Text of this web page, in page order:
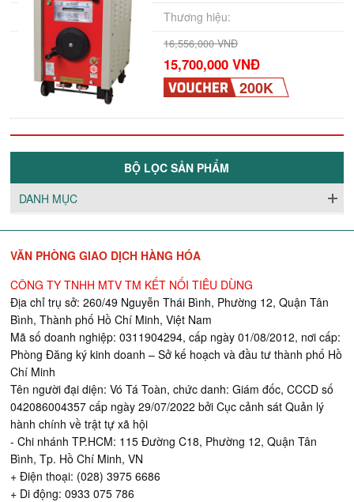
Thương hiệu:
16,556,000 VNĐ
15,700,000 VNĐ
200K
BỘ LỌC SẢN PHẨM
DANH MỤC
VĂN PHÒNG GIAO DỊCH HÀNG HÓA
CÔNG TY TNHH MTV TM KẾT NỐI TIÊU DÙNG
Địa chỉ trụ sở: 260/49 Nguyễn Thái Bình, Phường 12, Quận Tân
Bình, Thành phố Hồ Chí Minh, Việt Nam
Mã số doanh nghiệp: 0311904294, cấp ngày 01/08/2012, nơi cấp:
Phòng Đăng ký kinh doanh – Sở kế hoạch và đầu tư thành phố Hồ
Chí Minh
Tên người đại diện: Vó Tá Toàn, chức danh: Giám đốc, CCCD số
042086004357 cấp ngày 29/07/2022 bởi Cục cảnh sát Quản lý
hành chính về trật tự xã hội
- Chi nhánh TP.HCM: 115 Đường C18, Phường 12, Quận Tân
Bình, Tp. Hồ Chí Minh, VN
+ Điện thoại: (028) 3975 6686
+ Di động: 0933 075 786